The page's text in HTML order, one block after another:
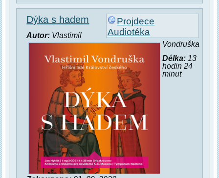
Projdece
Audiotéka
Dýka s hadem
Autor: Vlastimil
Vondruška
Délka:13
hodin 24
minut